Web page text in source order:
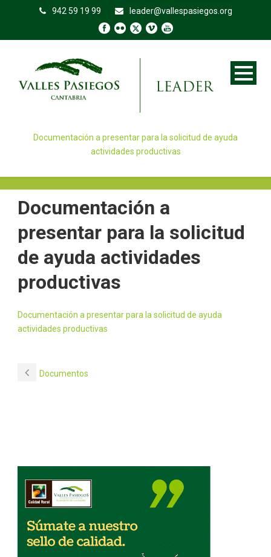
942 59 19 99 leader@vallespasiegos.org
Documentación a presentar para la solicitud de ayuda
actividades productivas
Documentación a
presentar para la solicitud
de ayuda actividades
productivas
Documentación a presentar para la solicitud de ayuda
actividades productivas
Documentos